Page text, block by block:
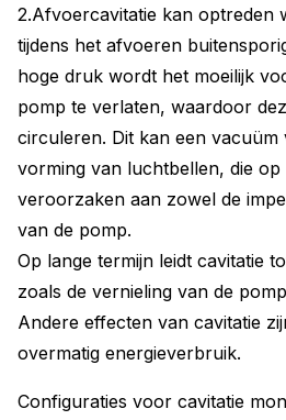
2.Afvoercavitatie kan optreden
tijdens het afvoeren
hoge druk wordt het moeilijk
pomp te verlaten, waardoor
circuleren. Dit kan een
vorming van luchtbellen, die
veroorzaken aan zowel de
van de pomp.
Op lange termijn leidt cavitatie
zoals de vernieling van de
Andere effecten van cavitatie
overmatig energieverbruik.
Configuraties voor cavitatie